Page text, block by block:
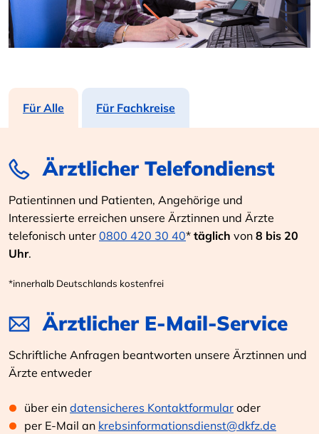
Für Alle Für Fachkreise
Ärztlicher Telefondienst
Patientinnen und Patienten, Angehörige und
Interessierte erreichen unsere Ärztinnen und Ärzte
telefonisch unter 0800 420 30 40* täglich von 8 bis 20
Uhr.
*innerhalb Deutschlands kostenfrei
Ärztlicher E-Mail-Service
Schriftliche Anfragen beantworten unsere Ärztinnen und
Ärzte entweder
über ein datensicheres Kontaktformular oder
per E-Mail an krebsinformationsdienst@dkfz.de